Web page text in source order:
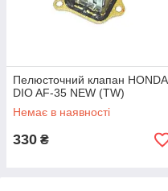
Пелюсточний клапан HONDA
DIO AF-35 NEW (TW)
Немає в наявності
330 ₴